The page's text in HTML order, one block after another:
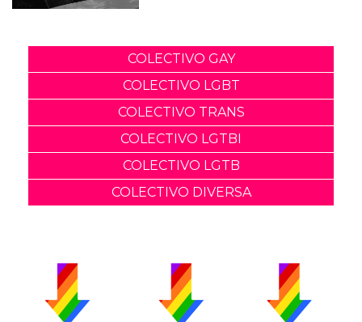
COLECTIVO GAY
COLECTIVO LGBT
COLECTIVO TRANS
COLECTIVO LGTBI
COLECTIVO LGTB
COLECTIVO DIVERSA